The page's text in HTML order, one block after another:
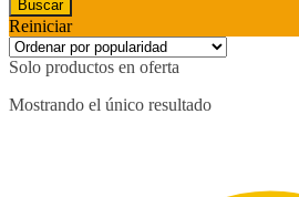
Reiniciar
Solo productos en oferta
Mostrando el único resultado